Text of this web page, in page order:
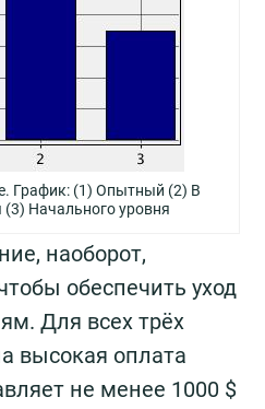
График: (1) Oпытный (2) В
(3) Начального уровня
наоборот,
обеспечить уход
Для всех трёх
высокая оплата
не менее 1000 $